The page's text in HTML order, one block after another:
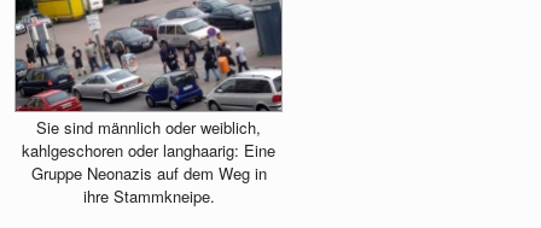
Sie sind männlich oder weiblich,
kahlgeschoren oder langhaarig: Eine
Gruppe Neonazis auf dem Weg in
ihre Stammkneipe.